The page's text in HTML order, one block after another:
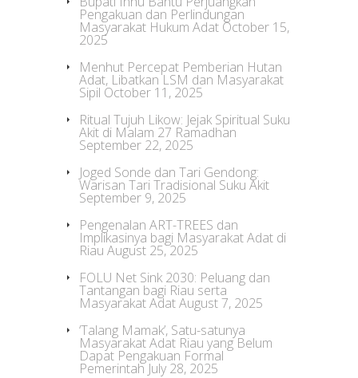
Pengakuan dan Perlindungan
Masyarakat Hukum Adat October 15,
2025
Menhut Percepat Pemberian Hutan
Adat, Libatkan LSM dan Masyarakat
Sipil October 11, 2025
Ritual Tujuh Likow: Jejak Spiritual Suku
Akit di Malam 27 Ramadhan
September 22, 2025
Joged Sonde dan Tari Gendong:
Warisan Tari Tradisional Suku Akit
September 9, 2025
Pengenalan ART-TREES dan
Implikasinya bagi Masyarakat Adat di
Riau August 25, 2025
FOLU Net Sink 2030: Peluang dan
Tantangan bagi Riau serta
Masyarakat AdatAugust 7, 2025
‘Talang Mamak’, Satu-satunya
Masyarakat Adat Riau yang Belum
Dapat Pengakuan Formal
Pemerintah July 28, 2025